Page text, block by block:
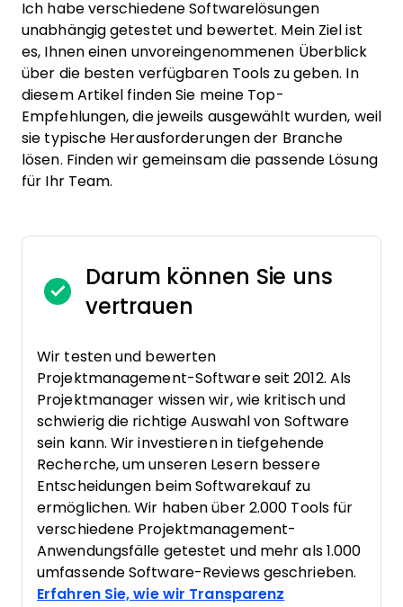
Ich habe verschiedene Softwarelösungen
unabhängig getestet und bewertet. Mein Ziel ist
es, Ihnen einen unvoreingenommenen Überblick
über die besten verfügbaren Tools zu geben. In
diesem Artikel finden Sie meine Top-
Empfehlungen, die jeweils ausgewählt wurden, weil
sie typische Herausforderungen der Branche
lösen. Finden wir gemeinsam die passende Lösung
für Ihr Team.
Darum können Sie uns
vertrauen
Wir testen und bewerten
Projektmanagement-Software seit 2012. Als
Projektmanager wissen wir, wie kritisch und
schwierig die richtige Auswahl von Software
sein kann. Wir investieren in tiefgehende
Recherche, um unseren Lesern bessere
Entscheidungen beim Softwarekauf zu
ermöglichen. Wir haben über 2.000 Tools für
verschiedene Projektmanagement-
Anwendungsfälle getestet und mehr als 1.000
umfassende Software-Reviews geschrieben.
Erfahren Sie, wie wir Transparenz